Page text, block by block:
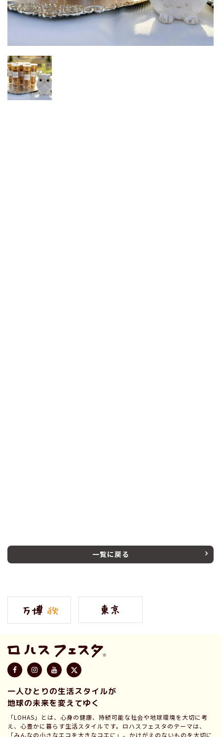
一覧に戻る
一人ひとりの生活スタイルが
地球の未来を変えてゆく
「LOHAS」とは、心身の健康、持続可能な社会や地球環境を大切に考
え、心豊かに暮らす生活スタイルです。ロハスフェスタのテーマは、
「みんなの小さなエコを大きなコエに」。かけがえのないものを大切に